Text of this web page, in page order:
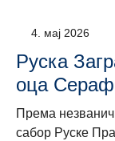
4. мај 2026
Руска
оца
Према
сабор Руске